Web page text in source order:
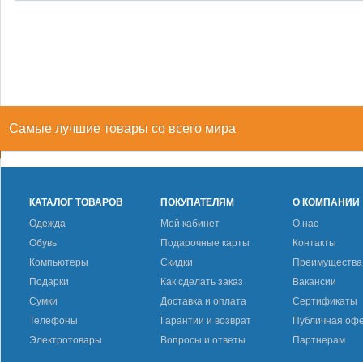
Самые лучшие товары со всего мира
КАТАЛОГ ТОВАРОВ
Одежда
Обувь
Компьютеры
Подарки
Сумки
Телефоны
Электротовары
ПОКУПАТЕЛЯМ
Мой кабинет
Подарочные карты
Скидки
Как сделать заказ
Доставка и оплата
Гарантии и возврат
Вопросы и ответы
О КОМПАНИИ
О нас
Контакты
Преимущества
Вакансии
Сертификаты
Публичная
Партнерам